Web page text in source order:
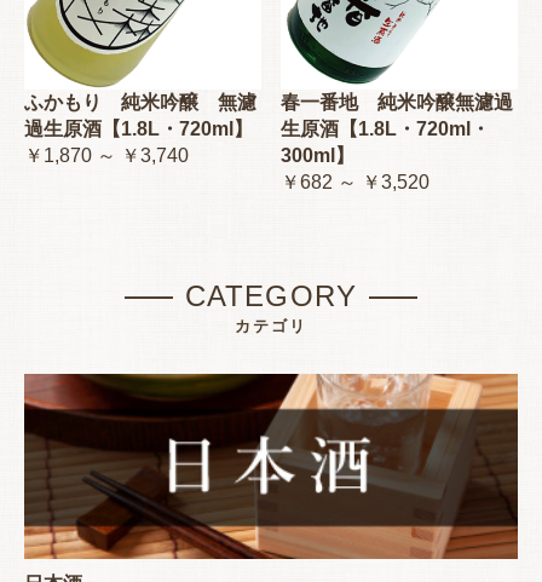
ふかもり 純米吟醸 無濾
過生原酒【1.8L・720ml】
￥1,870 ～ ￥3,740
春一番地 純米吟醸無濾過
生原酒【1.8L・720ml・
300ml】
￥682 ～ ￥3,520
CATEGORY
カテゴリ